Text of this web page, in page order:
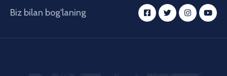
Biz bilan bog'laning